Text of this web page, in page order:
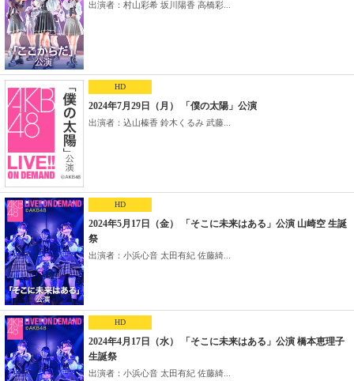
出演者：村山彩希 坂川陽香 高橋彩...
HD
2024年7月29日（月） 「僕の太陽」公演
出演者：込山榛香 鈴木くるみ 武藤...
HD
2024年5月17日（金） 「そこに未来はある」公演 山崎空 生誕
祭
出演者：小浜心音 太田有紀 佐藤綺...
HD
2024年4月17日（水） 「そこに未来はある」公演 橋本恵理子
生誕祭
出演者：小浜心音 太田有紀 佐藤綺...